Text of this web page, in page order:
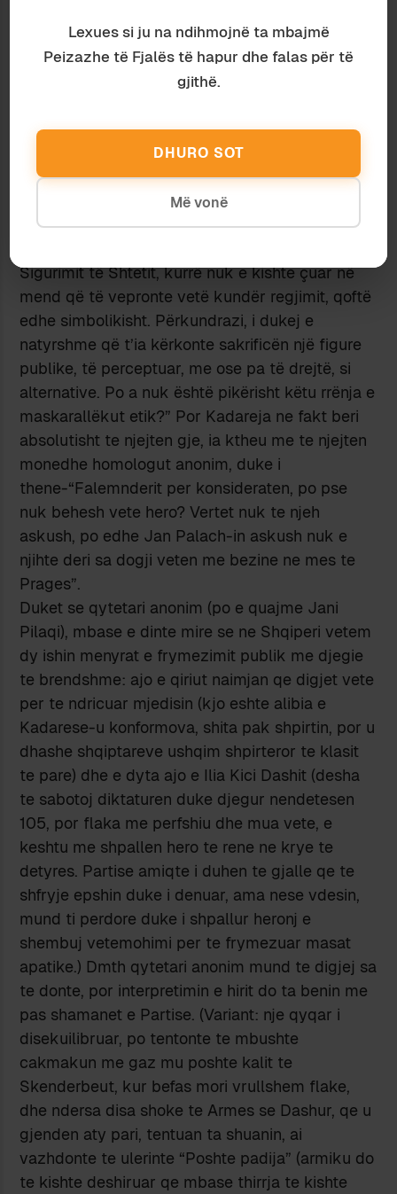
Xhaxha,
nuk di a kuptova mire, po me duket se ai
qytetari anonim i KERKOI Kadarese “te bente
do te bente disa vite me vone Kadareja, por qe
ju thoni se “askush nuk ia kishte kërkuar, as do
t’ia kërkonte”.
Pak me perpara ju do te thoshit: “Ai shqiptari
anonim, që iu afrua I. Kadaresë në rrugë, edhe
Sigurimit të Shtetit, kurrë nuk e kishte çuar në
mend që të vepronte vetë kundër regjimit, qoftë
edhe simbolikisht. Përkundrazi, i dukej e
natyrshme që t’ia kërkonte sakrificën një figure
publike, të perceptuar, me ose pa të drejtë, si
alternative. Po a nuk është pikërisht këtu rrënja e
maskarallëkut etik?” Por Kadareja ne fakt beri
absolutisht te njejten gje, ia ktheu me te njejten
monedhe homologut anonim, duke i
thene-“Falemnderit per konsideraten, po pse
nuk behesh vete hero? Vertet nuk te njeh
askush, po edhe Jan Palach-in askush nuk e
njihte deri sa dogji veten me bezine ne mes te
Prages”.
Duket se qytetari anonim (po e quajme Jani
Pilaqi), mbase e dinte mire se ne Shqiperi vetem
dy ishin menyrat e frymezimit publik me djegie
te brendshme: ajo e qiriut naimjan qe digjet vete
per te ndricuar mjedisin (kjo eshte alibia e
Kadarese-u konformova, shita pak shpirtin, por u
dhashe shqiptareve ushqim shpirteror te klasit
te pare) dhe e dyta ajo e Ilia Kici Dashit (desha
te sabotoj diktaturen duke djegur nendetesen
105, por flaka me perfshiu dhe mua vete, e
keshtu me shpallen hero te rene ne krye te
detyres. Partise amiqte i duhen te gjalle qe te
shfryje epshin duke i denuar, ama nese vdesin,
mund ti perdore duke i shpallur heronj e
shembuj vetemohimi per te frymezuar masat
apatike.) Dmth qytetari anonim mund te digjej sa
te donte, por interpretimin e hirit do ta benin me
pas shamanet e Partise. (Variant: nje qyqar i
disekuilibruar, po tentonte te mbushte
cakmakun me gaz mu poshte kalit te
Skenderbeut, kur befas mori vrullshem flake,
dhe ndersa disa shoke te Armes se Dashur, qe u
gjenden aty pari, tentuan ta shuanin, ai
vazhdonte te ulerinte “Poshte padija” (armiku do
te kishte deshiruar qe mbase thirrja te kishte
Lexues si ju na ndihmojnë ta mbajmë
Peizazhe të Fjalës të hapur dhe falas për të
gjithë.
DHURO SOT
Më vonë